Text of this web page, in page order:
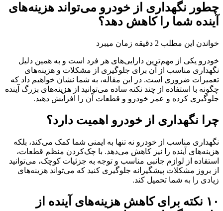
چطور نگهداری از خودرو می‌تواند هزینه‌های
آینده شما را کاهش دهد؟
خواندن این مطلب 2 دقیقه زمان میبرد
خودرو یکی از مهم‌ترین دارایی‌های هر فرد است و به همین دلیل
نگهداری مناسب از آن برای جلوگیری از مشکلات و هزینه‌های
تعمیرات ضروری است. در این مقاله، به شما نشان خواهیم داد که
چگونه با استفاده از چند نکته ساده می‌توانید از هزینه‌های بزرگ آینده
جلوگیری کرده و عمر خودرو و قطعات آن را افزایش دهید.
چرا نگهداری از خودرو اهمیت دارد؟
نگهداری مناسب از خودرو نه تنها به ایمنی شما کمک می‌کند، بلکه
هزینه‌های آینده را نیز کاهش می‌دهد. با چک‌کردن منظم قطعات،
استفاده از لوازم جانبی مناسب و توجه به جزئیات کوچک، می‌توانید
از بروز مشکلات پیشگیرانه جلوگیری کنید که می‌تواند هزینه‌های
زیادی را به شما تحمیل کند.
۱۰ نکته برای کاهش هزینه‌های آینده از